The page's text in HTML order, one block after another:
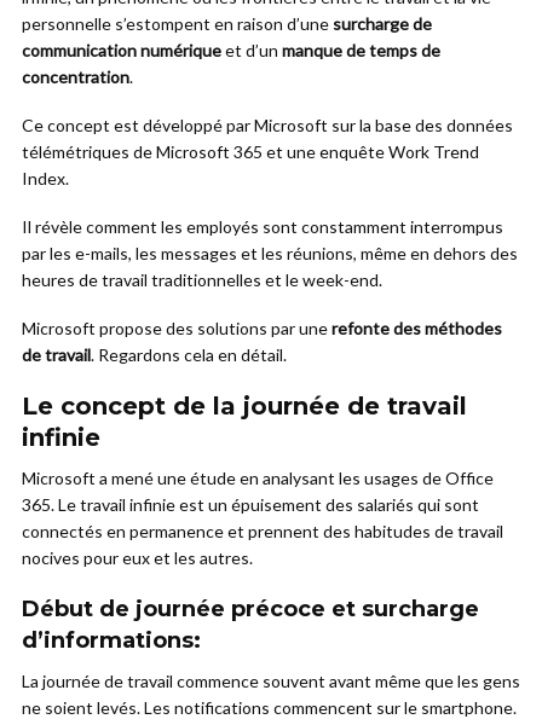
personnelle s’estompent en raison d’une surcharge de
communication numériqueet d’un manque de temps de
concentration.
Ce concept est développé par Microsoft sur la base des données
télémétriques de Microsoft 365 et une enquête Work Trend
Index.
Il révèle comment les employés sont constamment interrompus
par les e-mails, les messages et les réunions, même en dehors des
heures de travail traditionnelles et le week-end.
Microsoft propose des solutions par unerefonte des méthodes
de travail. Regardons cela en détail.
Le concept de la journée de travail
infinie
Microsoft a mené une étude en analysant les usages de Office
365. Le travail infinie est un épuisement des salariés qui sont
connectés en permanence et prennent des habitudes de travail
nocives pour eux et les autres.
Début de journée précoce et surcharge
d’informations:
La journée de travail commence souvent avant même que les gens
ne soient levés. Les notifications commencent sur le smartphone.